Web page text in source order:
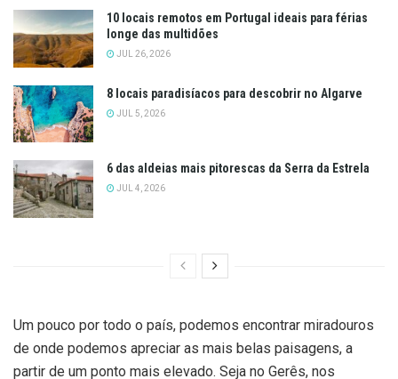
10 locais remotos em Portugal ideais para férias
longe das multidões
JUL 26, 2026
8 locais paradisíacos para descobrir no Algarve
JUL 5, 2026
6 das aldeias mais pitorescas da Serra da Estrela
JUL 4, 2026
Um pouco por todo o país, podemos encontrar miradouros
de onde podemos apreciar as mais belas paisagens, a
partir de um ponto mais elevado. Seja no Gerês, nos